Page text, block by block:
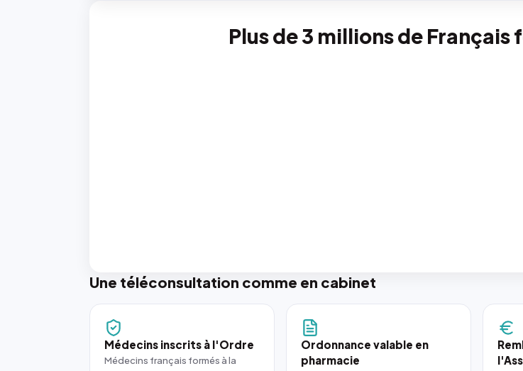
Plus de 3 millions de
Une téléconsultation comme en cabinet
Médecins inscrits à l'Ordre
Médecins français formés à la
Ordonnance valable en
pharmacie